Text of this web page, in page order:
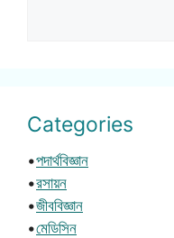
Categories
•পদার্থবিজ্ঞান
•রসায়ন
•জীববিজ্ঞান
•মেডিসিন